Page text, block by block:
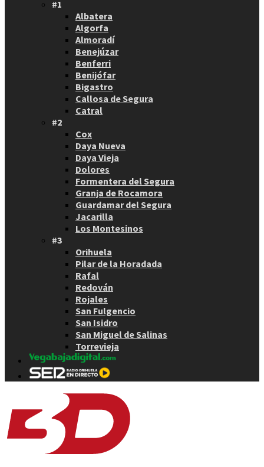
#1
Albatera
Algorfa
Almoradí
Benejúzar
Benferri
Benijófar
Bigastro
Callosa de Segura
Catral
#2
Cox
Daya Nueva
Daya Vieja
Dolores
Formentera del Segura
Granja de Rocamora
Guardamar del Segura
Jacarilla
Los Montesinos
#3
Orihuela
Pilar de la Horadada
Rafal
Redován
Rojales
San Fulgencio
San Isidro
San Miguel de Salinas
Torrevieja